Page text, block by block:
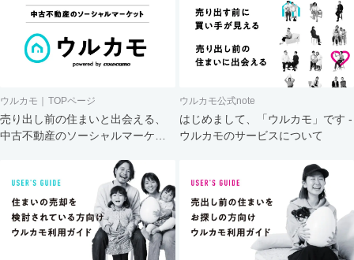
ウルカモ｜TOPページ
売り出し前の住まいと出会える、
中古不動産のソーシャルマーケッ
ウルカモ公式note
はじめまして、「ウルカモ」です -
ウルカモのサービスについて